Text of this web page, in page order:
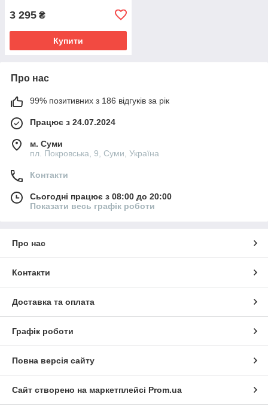
3 295 ₴
Купити
Про нас
99% позитивних з 186 відгуків за рік
Працює з 24.07.2024
м. Суми
пл. Покровська, 9, Суми, Україна
Контакти
Сьогодні працює з 08:00 до 20:00
Показати весь графік роботи
Про нас
Контакти
Доставка та оплата
Графік роботи
Повна версія сайту
Сайт створено на маркетплейсі Prom.ua